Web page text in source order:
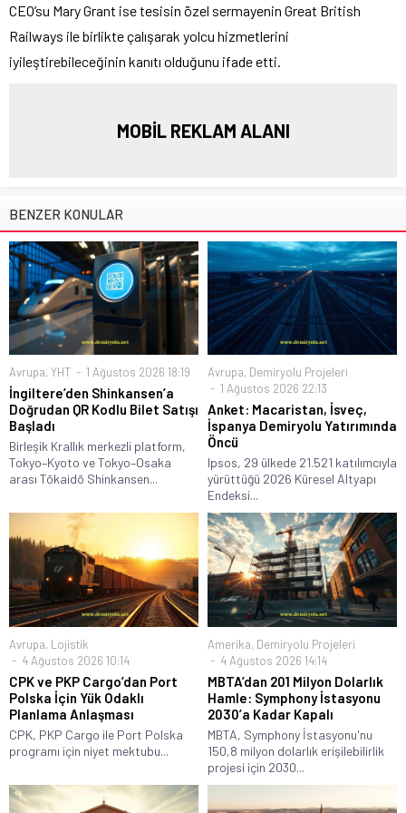
CEO’su Mary Grant ise tesisin özel sermayenin Great British
Railways ile birlikte çalışarak yolcu hizmetlerini
iyileştirebileceğinin kanıtı olduğunu ifade etti.
MOBİL REKLAM ALANI
BENZER KONULAR
Avrupa, YHT 1 Ağustos 2026 18:19
İngiltere’den Shinkansen’a
Doğrudan QR Kodlu Bilet Satışı
Başladı
Birleşik Krallık merkezli platform,
Tokyo–Kyoto ve Tokyo–Osaka
arası Tōkaidō Shinkansen...
Avrupa, Demiryolu Projeleri
1 Ağustos 2026 22:13
Anket: Macaristan, İsveç,
İspanya Demiryolu Yatırımında
Öncü
Ipsos, 29 ülkede 21.521 katılımcıyla
yürüttüğü 2026 Küresel Altyapı
Endeksi...
Avrupa, Lojistik
4 Ağustos 2026 10:14
CPK ve PKP Cargo’dan Port
Polska İçin Yük Odaklı
Planlama Anlaşması
CPK, PKP Cargo ile Port Polska
programı için niyet mektubu...
Amerika, Demiryolu Projeleri
4 Ağustos 2026 14:14
MBTA’dan 201 Milyon Dolarlık
Hamle: Symphony İstasyonu
2030’a Kadar Kapalı
MBTA, Symphony İstasyonu'nu
150,8 milyon dolarlık erişilebilirlik
projesi için 2030...